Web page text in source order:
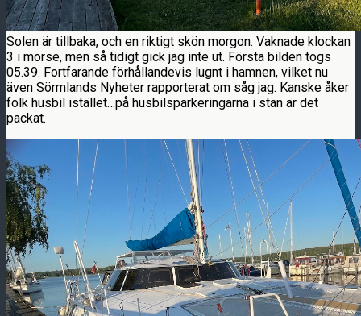
Solen är tillbaka, och en riktigt skön morgon. Vaknade klockan
3 i morse, men så tidigt gick jag inte ut. Första bilden togs
05.39. Fortfarande förhållandevis lugnt i hamnen, vilket nu
även Sörmlands Nyheter rapporterat om såg jag. Kanske åker
folk husbil istället…på husbilsparkeringarna i stan är det
packat.